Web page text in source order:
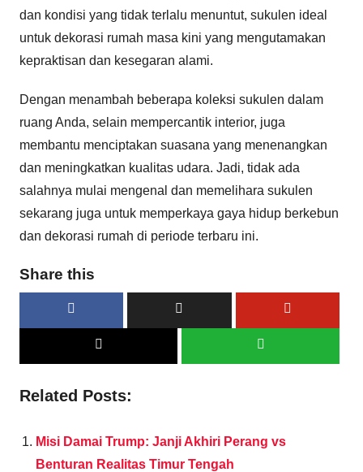
dan kondisi yang tidak terlalu menuntut, sukulen ideal
untuk dekorasi rumah masa kini yang mengutamakan
kepraktisan dan kesegaran alami.
Dengan menambah beberapa koleksi sukulen dalam
ruang Anda, selain mempercantik interior, juga
membantu menciptakan suasana yang menenangkan
dan meningkatkan kualitas udara. Jadi, tidak ada
salahnya mulai mengenal dan memelihara sukulen
sekarang juga untuk memperkaya gaya hidup berkebun
dan dekorasi rumah di periode terbaru ini.
Share this
Related Posts:
Misi Damai Trump: Janji Akhiri Perang vs
Benturan Realitas Timur Tengah